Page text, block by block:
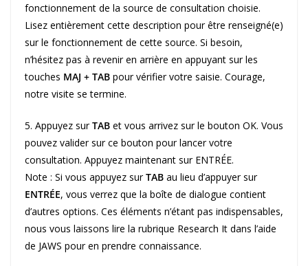
fonctionnement de la source de consultation choisie.
Lisez entièrement cette description pour être renseigné(e)
sur le fonctionnement de cette source. Si besoin,
n’hésitez pas à revenir en arrière en appuyant sur les
touches MAJ + TAB pour vérifier votre saisie. Courage,
notre visite se termine.
5. Appuyez surTAB et vous arrivez sur le bouton OK. Vous
pouvez valider sur ce bouton pour lancer votre
consultation. Appuyez maintenant sur ENTRÉE.
Note : Si vous appuyez surTAB au lieu d’appuyer sur
ENTRÉE, vous verrez que la boîte de dialogue contient
d’autres options. Ces éléments n’étant pas indispensables,
nous vous laissons lire la rubrique Research It dans l’aide
de JAWS pour en prendre connaissance.